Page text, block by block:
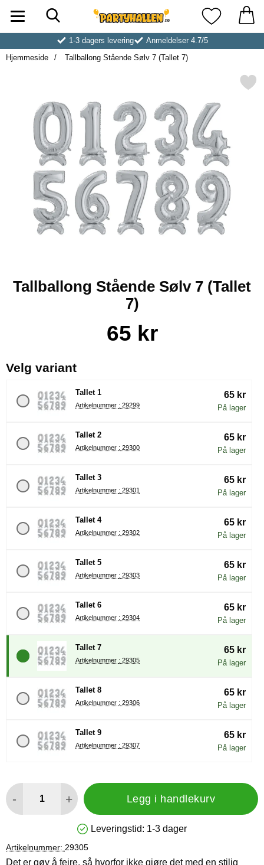
Startsiden for Partyhallen ABMine
1-3 dagers levering
Anmeldelser 4.7/5
Hjemmeside
Tallballong Stående Sølv 7 (Tallet 7)
Merk tallballong Stående
Tallballong Stående Sølv 7 (Tallet
7)
Handle dette produktet, Tallballong Stående Sølv 7
pris
65 kr
Velg variant, (å velge en ny radioknapp vil
Tallet 1
Artikelnummer : 29299
65 kr
På lager
Tallet 2
Artikelnummer : 29300
65 kr
På lager
Tallet 3
Artikelnummer : 29301
65 kr
På lager
Tallet 4
Artikelnummer : 29302
65 kr
På lager
Tallet 5
Artikelnummer : 29303
65 kr
På lager
Tallet 6
Artikelnummer : 29304
65 kr
På lager
Tallet 7
Artikelnummer : 29305
65 kr
På lager
Tallet 8
Artikelnummer : 29306
65 kr
På lager
Tallet 9
Artikelnummer : 29307
65 kr
På lager
- + Legg i handlekurv
Produkttilgjengelighet: På lager
Leveringstid: 1-3 dager
Artikelnummer: 29305
Det er gøy å feire, så hvorfor ikke gjøre det med en stilig